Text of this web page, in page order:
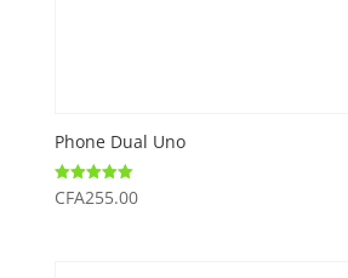
Phone Dual Uno
Note
5.00
CFA255.00